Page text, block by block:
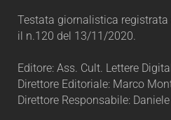
Testata giornalistica
il n.120 del 13/11/2020.
Editore: Ass. Cult. Lettere
Direttore Editoriale: Marco
Direttore Responsabile: